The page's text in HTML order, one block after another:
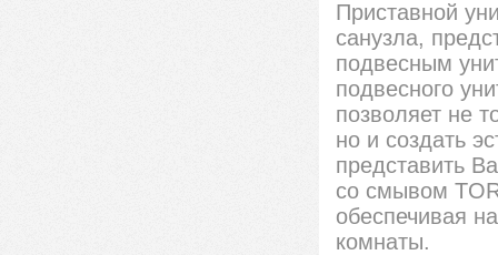
Приставной
санузла,
подвесным
подвесного
позволяет не
но и создать
представить
со смывом
обеспечивая
комнаты.